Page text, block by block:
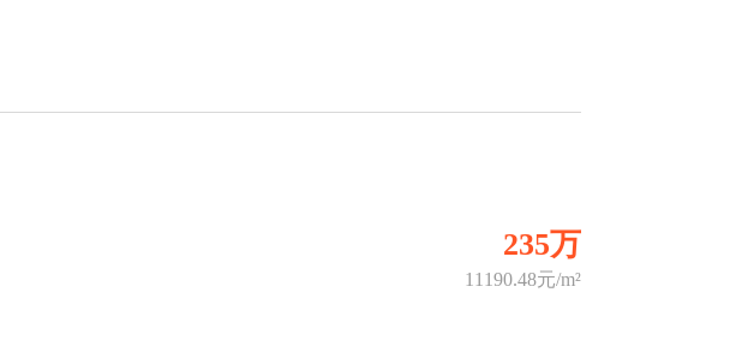
235万
11190.48元/m²